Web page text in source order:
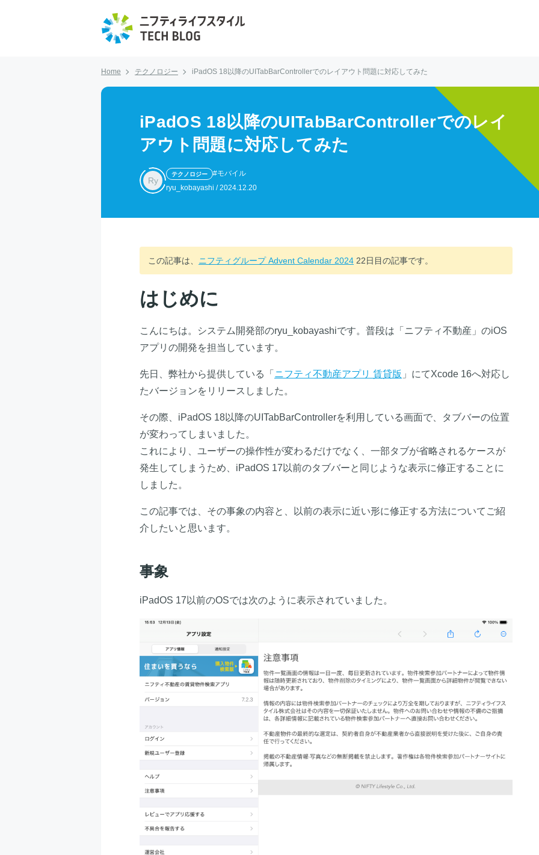
Home テクノロジー iPadOS 18以降のUITabBarControllerでのレイアウト問題に対応してみた
iPadOS 18以降のUITabBarControllerでのレイ
アウト問題に対応してみた
Ry
テクノロジー
#モバイル
ryu_kobayashi / 2024.12.20
この記事は、 ニフティグループ Advent Calendar 2024 22日目の記事です。
はじめに
こんにちは。システム開発部のryu_kobayashiです。普段は「ニフティ不動産」のiOS
アプリの開発を担当しています。
先日、弊社から提供している「 ニフティ不動産アプリ 賃貸版 」にてXcode 16へ対応し
たバージョンをリリースしました。
その際、iPadOS 18以降のUITabBarControllerを利用している画面で、タブバーの位置
が変わってしまいました。
これにより、ユーザーの操作性が変わるだけでなく、一部タブが省略されるケースが
発生してしまうため、iPadOS 17以前のタブバーと同じような表示に修正することに
しました。
この記事では、その事象の内容と、以前の表示に近い形に修正する方法についてご紹
介したいと思います。
事象
iPadOS 17以前のOSでは次のように表示されていました。